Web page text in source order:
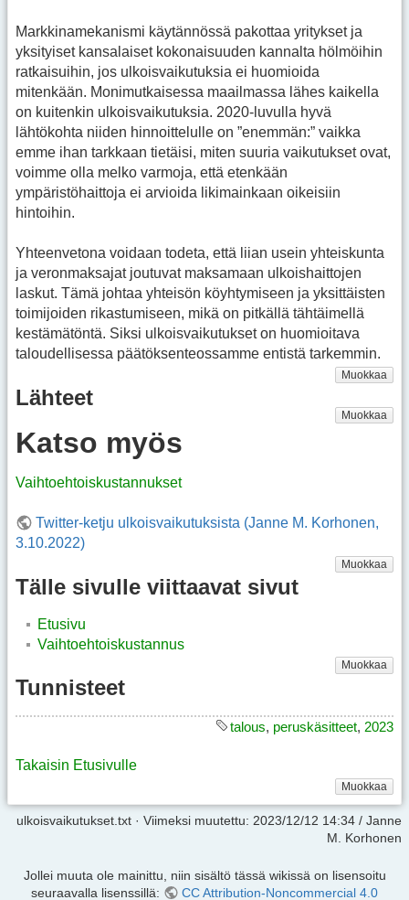
Markkinamekanismi käytännössä pakottaa yritykset ja
yksityiset kansalaiset kokonaisuuden kannalta hölmöihin
ratkaisuihin, jos ulkoisvaikutuksia ei huomioida
mitenkään. Monimutkaisessa maailmassa lähes kaikella
on kuitenkin ulkoisvaikutuksia. 2020-luvulla hyvä
lähtökohta niiden hinnoittelulle on ”enemmän:” vaikka
emme ihan tarkkaan tietäisi, miten suuria vaikutukset ovat,
voimme olla melko varmoja, että etenkään
ympäristöhaittoja ei arvioida likimainkaan oikeisiin
hintoihin.
Yhteenvetona voidaan todeta, että liian usein yhteiskunta
ja veronmaksajat joutuvat maksamaan ulkoishaittojen
laskut. Tämä johtaa yhteisön köyhtymiseen ja yksittäisten
toimijoiden rikastumiseen, mikä on pitkällä tähtäimellä
kestämätöntä. Siksi ulkoisvaikutukset on huomioitava
taloudellisessa päätöksenteossamme entistä tarkemmin.
Muokkaa
Lähteet
Muokkaa
Katso myös
Vaihtoehtoiskustannukset
Twitter-ketju ulkoisvaikutuksista (Janne M. Korhonen,
3.10.2022)
Muokkaa
Tälle sivulle viittaavat sivut
Etusivu
Vaihtoehtoiskustannus
Muokkaa
Tunnisteet
talous, peruskäsitteet, 2023
Takaisin Etusivulle
Muokkaa
ulkoisvaikutukset.txt · Viimeksi muutettu: 2023/12/12 14:34 / Janne
M. Korhonen
Jollei muuta ole mainittu, niin sisältö tässä wikissä on lisensoitu
seuraavalla lisenssillä:
CC Attribution-Noncommercial 4.0